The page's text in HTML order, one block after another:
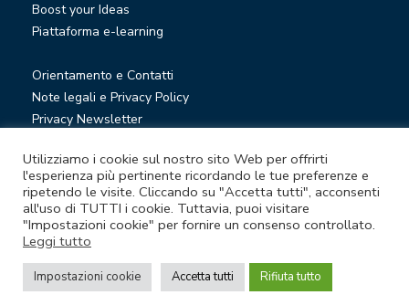
Boost your Ideas
Piattaforma e-learning
Orientamento e Contatti
Note legali e Privacy Policy
Privacy Newsletter
Whistleblowing
© Lazio Innova S.p.A. società soggetta a direzione e
coordinamento della Regione Lazio
Partita Iva e Codice fiscale 05950941004 - Rea RM-938517 -
Utilizziamo i cookie sul nostro sito Web per offrirti
l'esperienza più pertinente ricordando le tue preferenze e
ripetendo le visite. Cliccando su "Accetta tutti", acconsenti
all'uso di TUTTI i cookie. Tuttavia, puoi visitare
"Impostazioni cookie" per fornire un consenso controllato.
Leggi tutto
Impostazioni cookie Accetta tutti Rifiuta tutto